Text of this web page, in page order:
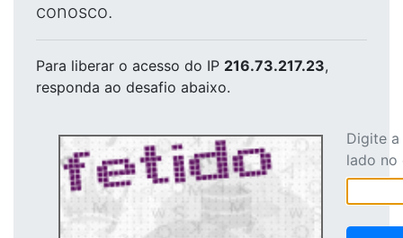
conosco.
Para liberar o acesso do IP 216.73.217.23,
responda ao desafio abaixo.
Digite
lado no